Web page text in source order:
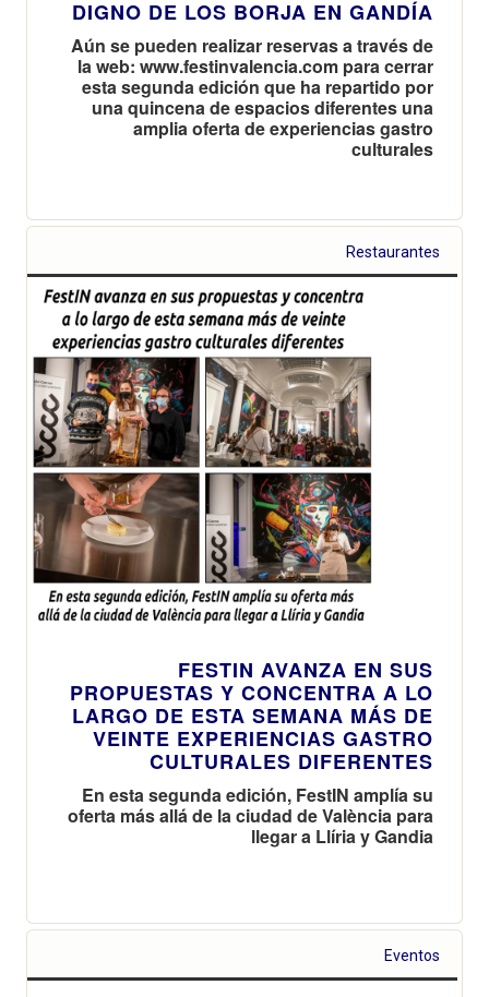
DIGNO DE LOS BORJA EN GANDÍA
Aún se pueden realizar reservas a través de
la web: www.festinvalencia.com para cerrar
esta segunda edición que ha repartido por
una quincena de espacios diferentes una
amplia oferta de experiencias gastro
culturales
Restaurantes
FESTIN AVANZA EN SUS
PROPUESTAS Y CONCENTRA A LO
LARGO DE ESTA SEMANA MÁS DE
VEINTE EXPERIENCIAS GASTRO
CULTURALES DIFERENTES
En esta segunda edición, FestIN amplía su
oferta más allá de la ciudad de València para
llegar a Llíria y Gandia
Eventos